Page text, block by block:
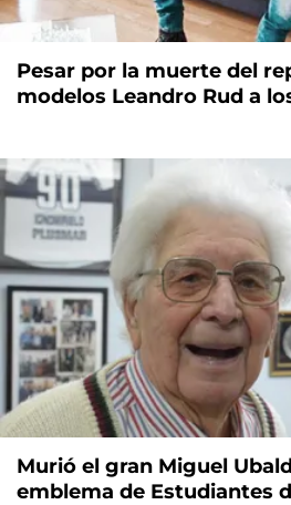
Pesar por la muerte del
modelos Leandro Rud a
Murió el gran Miguel
emblema de Estudiantes